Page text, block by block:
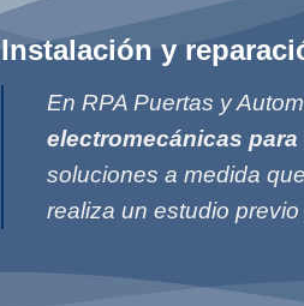
Instalación y
En RPA Puertas y
electromecánicas
soluciones a medida
realiza un estudio